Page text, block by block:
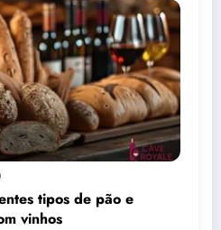
tipos de pão e
vinhos